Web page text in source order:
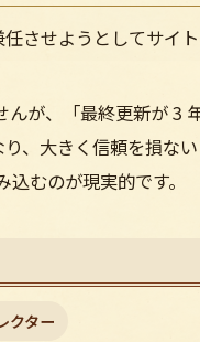
させようとしてサイ
が、「最終更新が 3
、大きく信頼を損な
むのが現実的です。
クター